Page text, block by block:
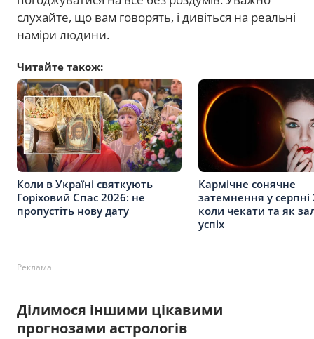
слухайте, що вам говорять, і дивіться на реальні
наміри людини.
Читайте також:
Коли в Україні святкують
Горіховий Спас 2026: не
пропустіть нову дату
Кармічне сонячне
затемнення у серпні
коли чекати та як
успіх
Реклама
Ділимося іншими цікавими
прогнозами астрологів